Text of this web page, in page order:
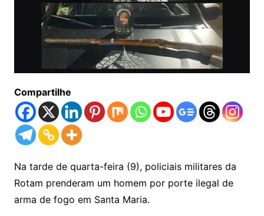
Compartilhe
Na tarde de quarta-feira (9), policiais militares da
Rotam prenderam um homem por porte ilegal de
arma de fogo em Santa Maria.